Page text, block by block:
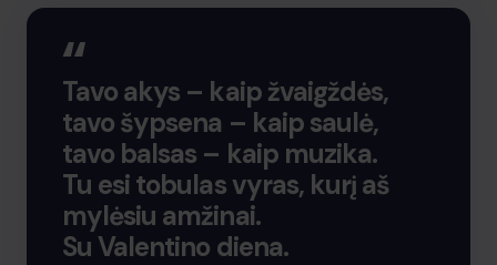
Tavo akys – kaip žvaigždės,
tavo šypsena – kaip saulė,
tavo balsas – kaip muzika.
Tu esi tobulas vyras, kurį aš
mylėsiu amžinai.
Su Valentino diena.